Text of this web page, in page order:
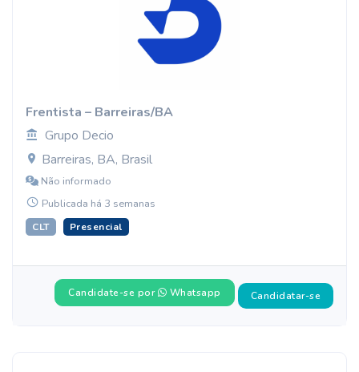
Frentista – Barreiras/BA
Grupo Decio
Barreiras, BA, Brasil
Não informado
Publicada há 3 semanas
CLT Presencial
Candidate-se por Whatsapp Candidatar-se